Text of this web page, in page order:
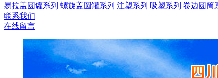
易拉盖圆罐系列 螺旋盖圆罐系列 注塑系列 吸塑系列 卷边圆筒
联系我们
在线留言